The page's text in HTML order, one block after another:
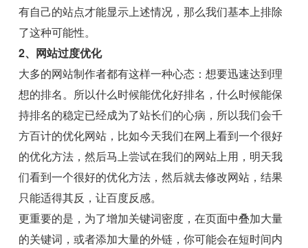
有自己的站点才能显示上述情况，那么我们基本上排除
了这种可能性。
2、网站过度优化
大多的网站制作者都有这样一种心态：想要迅速达到理
想的排名。所以什么时候能优化好排名，什么时候能保
持排名的稳定已经成为了站长们的心病，所以我们会千
方百计的优化网站，比如今天我们在网上看到一个很好
的优化方法，然后马上尝试在我们的网站上用，明天我
们看到一个很好的优化方法，然后就去修改网站，结果
只能适得其反，让百度反感。
更重要的是，为了增加关键词密度，在页面中叠加大量
的关键词，或者添加大量的外链，你可能会在短时间内